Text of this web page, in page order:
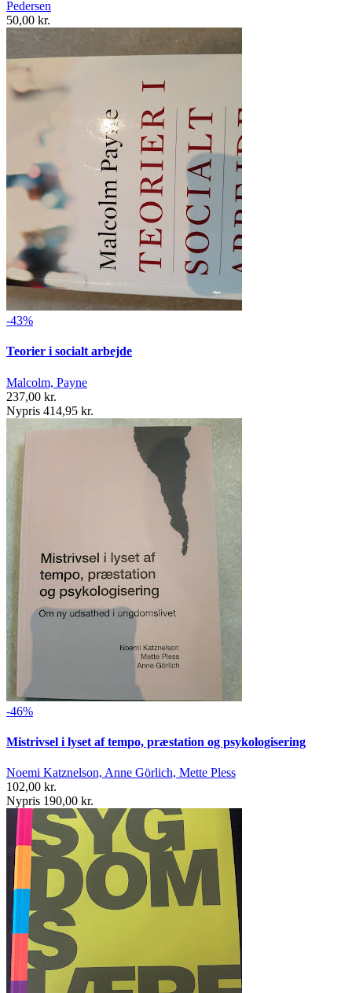
Pedersen
50,00 kr.
-43%
Teorier i socialt arbejde
Malcolm, Payne
237,00 kr.
Nypris 414,95 kr.
-46%
Mistrivsel i lyset af tempo, præstation og psykologisering
Noemi Katznelson, Anne Görlich, Mette Pless
102,00 kr.
Nypris 190,00 kr.